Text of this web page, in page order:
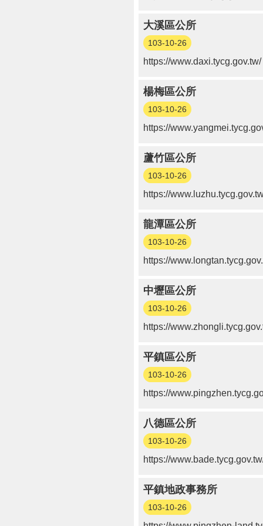
大溪區公所
103-10-26
https://www.daxi.tycg.gov.tw/
楊梅區公所
103-10-26
https://
蘆竹區公所
103-10-26
https://
龍潭區公所
103-10-26
https://
中壢區公所
103-10-26
https://
平鎮區公所
103-10-26
https://
八德區公所
103-10-26
https://
平鎮地政事務所
103-10-26